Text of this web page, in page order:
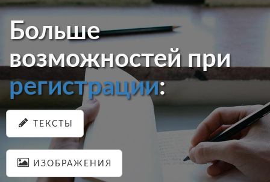
Больше
возможностей при
регистрации:
ТЕКСТЫ
ИЗОБРАЖЕНИЯ